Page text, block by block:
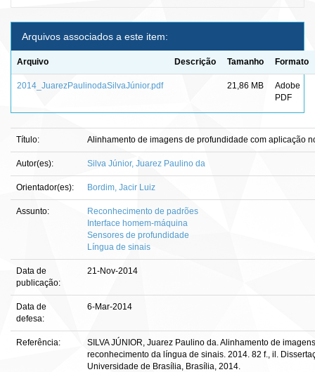
Arquivos associados a este item:
Arquivo Descrição Tamanho Formato
2014_JuarezPaulinodaSilvaJúnior.pdf 21,86 MB
Adobe
PDF
Título: Alinhamento de imagens de profundidade com aplicação
Autor(es): Silva Júnior, Juarez Paulino da
Orientador(es): Bordim, Jacir Luiz
Assunto:
Reconhecimento de padrões
Interface homem-máquina
Sensores de profundidade
Língua de sinais
Data de
publicação:
21-Nov-2014
Data de
defesa:
6-Mar-2014
Referência:
SILVA JÚNIOR, Juarez Paulino da. Alinhamento de
reconhecimento da língua de sinais. 2014. 82 f., il.
Universidade de Brasília, Brasília, 2014.